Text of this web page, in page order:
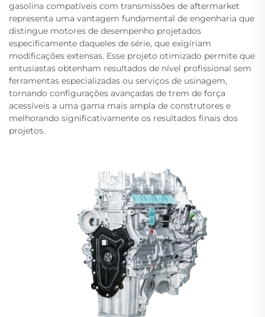
gasolina compatíveis com transmissões de aftermarket
representa uma vantagem fundamental de engenharia que
distingue motores de desempenho projetados
especificamente daqueles de série, que exigiriam
modificações extensas. Esse projeto otimizado permite que
entusiastas obtenham resultados de nível profissional sem
ferramentas especializadas ou serviços de usinagem,
tornando configurações avançadas de trem de força
acessíveis a uma gama mais ampla de construtores e
melhorando significativamente os resultados finais dos
projetos.